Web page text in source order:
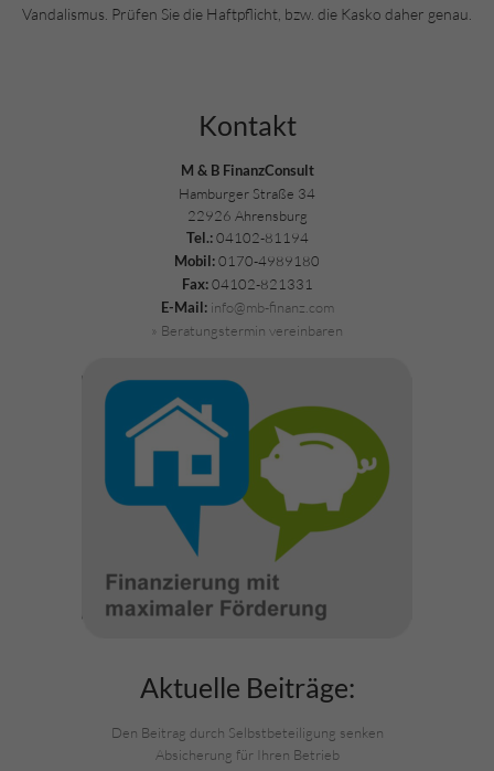
Vandalismus. Prüfen Sie die Haftpflicht, bzw. die Kasko daher genau.
Kontakt
M & B FinanzConsult
Hamburger Straße 34
22926 Ahrensburg
Tel.:04102-81194
Mobil: 0170-4989180
Fax:04102-821331
E-Mail: info@mb-finanz.com
» Beratungstermin vereinbaren
Aktuelle Beiträge:
Den Beitrag durch Selbstbeteiligung senken
Absicherung für Ihren Betrieb